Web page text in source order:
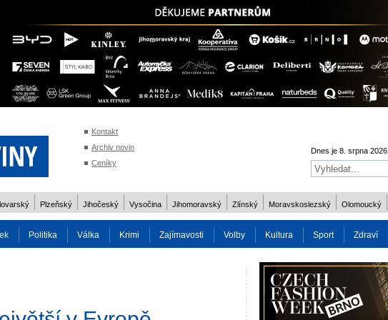
Kontakt
Archiv novin
Ceníky
Dnes je 8. srpna 2026,
Plzeňský Jihočeský Vysočina Jihomoravský Zlínský Moravskoslezský Olomoucký
Politika Válka Krimi Zajímavosti Volby Kultura Sport Zdraví
Charita Osobnost Více